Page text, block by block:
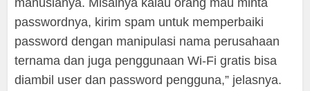
passwordnya, kirim spam untuk memperbaiki
password dengan manipulasi nama perusahaan
ternama dan juga penggunaan Wi-Fi gratis bisa
diambil user dan password pengguna,” jelasnya.